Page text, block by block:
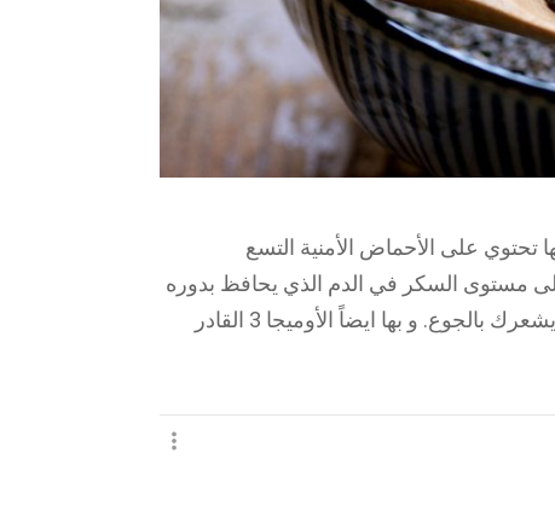
تحتوي على الأحماض الأمنية التسع
مستوى السكر في الدم الذي يحافظ بدوره
علي نسب البروتين و الدهون و الألياف و ذلك لا يشعرك بالجوع. و بها ايضاً الأوميجا 3 القادر